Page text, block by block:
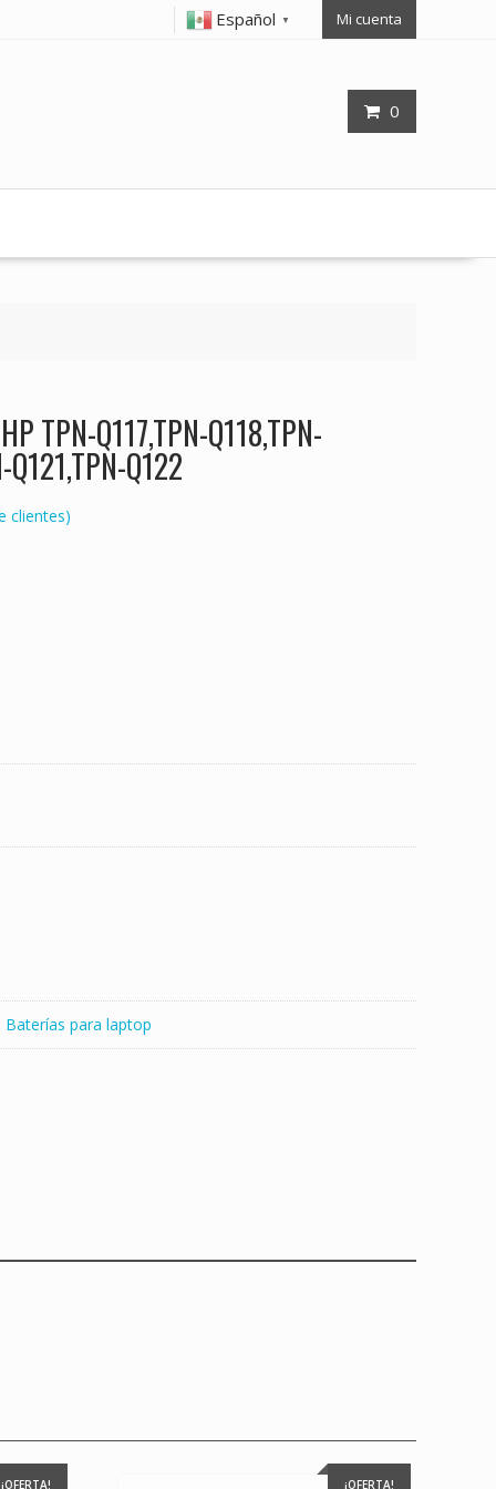
Español ▼ Mi cuenta
0
TPN-Q117,TPN-Q118,TPN-
Q122
clientes)
Baterías para laptop
¡OFERTA! ¡OFERTA!